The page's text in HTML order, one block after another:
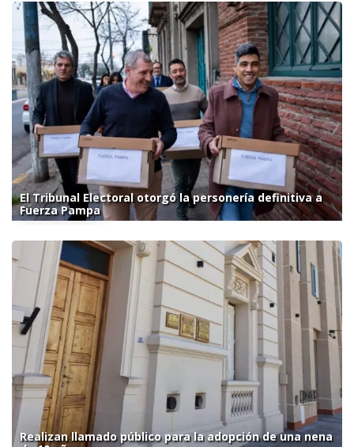
El Tribunal Electoral otorgó la personería definitiva a
Fuerza Pampa
Realizan llamado público para la adopción de una nena